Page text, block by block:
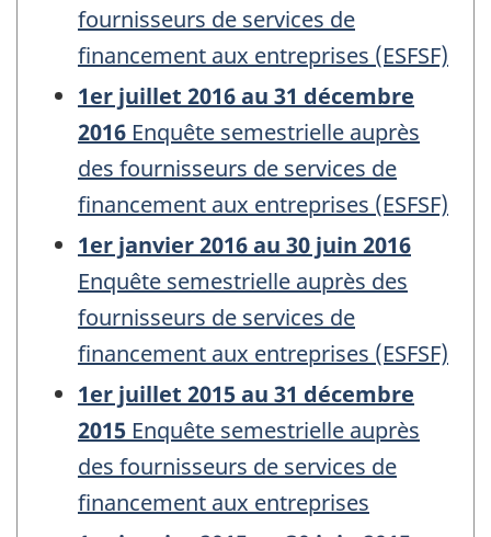
fournisseurs de services de
financement aux entreprises (ESFSF)
1er juillet 2016 au 31 décembre
2016 Enquête semestrielle auprès
des fournisseurs de services de
financement aux entreprises (ESFSF)
1er janvier 2016 au 30 juin 2016
Enquête semestrielle auprès des
fournisseurs de services de
financement aux entreprises (ESFSF)
1er juillet 2015 au 31 décembre
2015 Enquête semestrielle auprès
des fournisseurs de services de
financement aux entreprises